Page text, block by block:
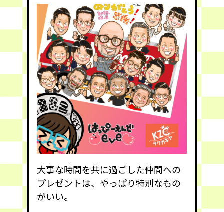
大事な時間を共に過ごした仲間への
プレゼントは、やっぱり特別なもの
がいい。